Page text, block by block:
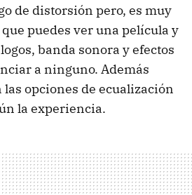
de distorsión pero, es muy
puedes ver una película y
banda sonora y efectos
a ninguno. Además
opciones de ecualización
la experiencia.